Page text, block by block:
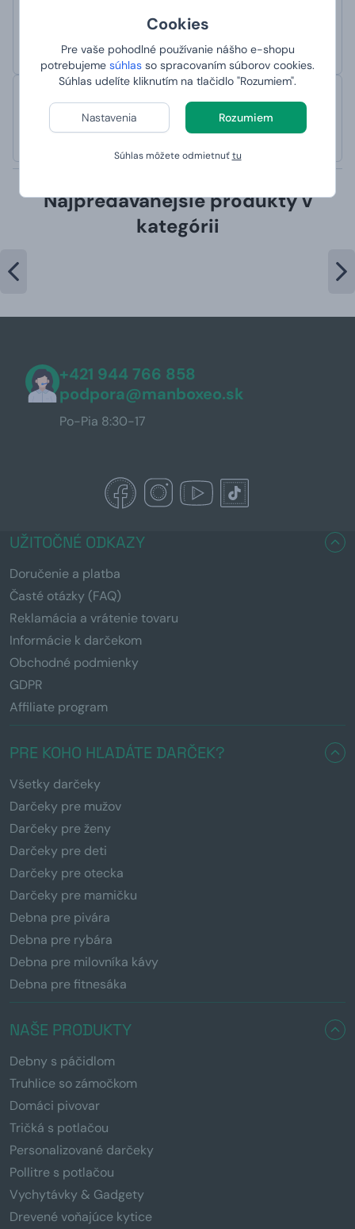
Cookies
Pre vaše pohodlné používanie nášho e-shopu
potrebujeme súhlas so spracovaním súborov cookies.
Súhlas udelíte kliknutím na tlačidlo "Rozumiem".
Nastavenia Rozumiem
Súhlas môžete odmietnuťtu
hodnotené 17. 10. 2022 na webe Heureka
Odporúčam! Perfektné všetko!
Lenka
hodnotené 29. 9. 2022 na webe Heureka
Doporučuji! Perfektní všechno!
Najpredávanejšie produkty v
kategórii
+421 944 766 858
podpora@manboxeo.sk
Po-Pia 8:30-17
UŽITOČNÉ ODKAZY
Doručenie a platba
Časté otázky (FAQ)
Reklamácia a vrátenie tovaru
Informácie k darčekom
Obchodné podmienky
GDPR
Affiliate program
PRE KOHO HĽADÁTE DARČEK?
Všetky darčeky
Darčeky pre mužov
Darčeky pre ženy
Darčeky pre deti
Darčeky pre otecka
Darčeky pre mamičku
Debna pre pivára
Debna pre rybára
Debna pre milovníka kávy
Debna pre fitnesáka
NAŠE PRODUKTY
Debny s páčidlom
Truhlice so zámočkom
Domáci pivovar
Tričká s potlačou
Personalizované darčeky
Pollitre s potlačou
Vychytávky & Gadgety
Drevené voňajúce kytice